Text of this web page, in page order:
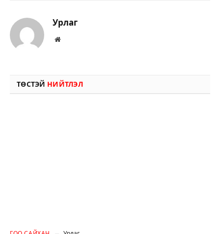
Урлаг
Вэбсайт
ТӨСТЭЙ НИЙТЛЭЛ